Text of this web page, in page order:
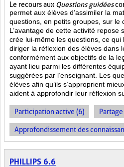
Le recours aux Questions guidées
permet aux élèves d’assimiler la
questions, en petits groupes, sur le
L’avantage de cette activité repose
crée lui-même les questions, ce qui
diriger la réflexion des élèves dans
conformément aux objectifs de la
ayant lieu parmi les différentes
suggérées par l’enseignant. Les
élèves afin qu’ils s’approprient
aident à approfondir leur réflexion
Participation active (6)
Approfondissement des
PHILLIPS 6.6